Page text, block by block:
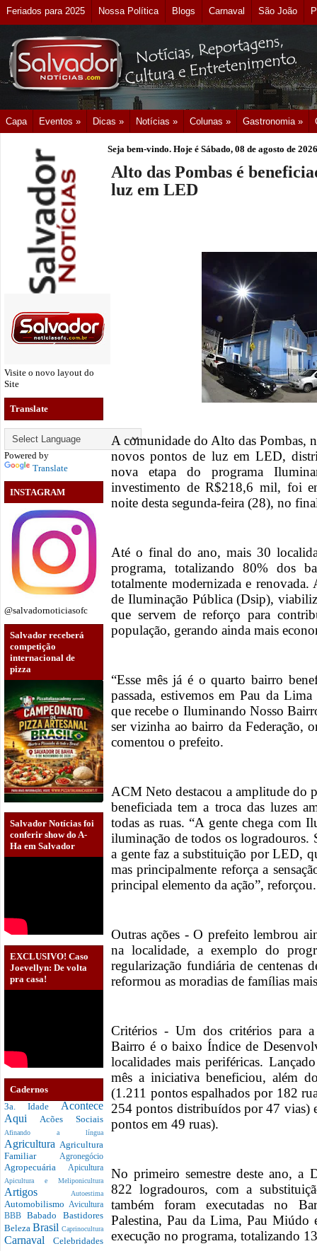
Feriados para 2025 Nossa Política Blogs Carnaval São João
Capa Eventos » Dicas » Notícias » Colunas » Gastronomia »
Visite o novo layout do
Site
Translate
Powered by
Translate
INSTAGRAM
@salvadornoticiasofc
Salvador receberá
competição
internacional de
pizza
Salvador Notícias foi
conferir show do A-
Ha em Salvador
EXCLUSIVO! Caso
Joevellyn: De volta
pra casa!
Cadernos
3a. Idade Acontece
Aqui Acões Sociais
Afinando a língua
Agricultura Agricultura
Familiar Agronegócio
Agropecuária Apicultura
Apicultura e Meliponicultura
Artigos Autoestima
Automobilismo Avicultura
BBBBabado Bastidores
Beleza Brasil Caprinocultura
Carnaval Celebridades
Seja bem-vindo. Hoje é Sábado, 08 de agosto de 2026
Alto das Pombas é
luz em LED
A comunidade do Alto das Pombas,
novos pontos de luz em LED,
nova etapa do programa
investimento de R$218,6 mil, foi
noite desta segunda-feira (28), no
Até o final do ano, mais 30
programa, totalizando 80% dos
totalmente modernizada e
de Iluminação Pública (Dsip),
que servem de reforço para
população, gerando ainda mais
“Esse mês já é o quarto bairro
passada, estivemos em Pau da
que recebe o Iluminando Nosso
ser vizinha ao bairro da Federação,
comentou o prefeito.
ACM Neto destacou a amplitude do
beneficiada tem a troca das luzes
todas as ruas. “A gente chega com
iluminação de todos os logradouros.
a gente faz a substituição por LED,
mas principalmente reforça a
principal elemento da ação”,
Outras ações - O prefeito lembrou
na localidade, a exemplo do
regularização fundiária de centenas
reformou as moradias de famílias
Critérios - Um dos critérios para
Bairro é o baixo Índice de
localidades mais periféricas.
mês a iniciativa beneficiou, além
(1.211 pontos espalhados por 182
254 pontos distribuídos por 47 vias)
pontos em 49 ruas).
No primeiro semestre deste ano, a
822 logradouros, com a
também foram executadas no
Palestina, Pau da Lima, Pau Miúdo
execução no programa, totalizando